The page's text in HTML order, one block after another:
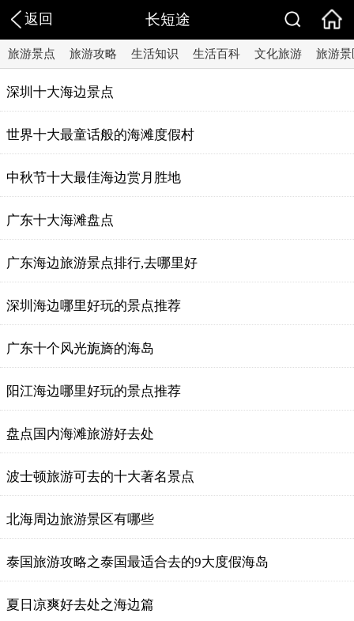
返回 长短途
旅游景点 旅游攻略 生活知识 生活百科 文化旅游 旅游景
深圳十大海边景点
世界十大最童话般的海滩度假村
中秋节十大最佳海边赏月胜地
广东十大海滩盘点
广东海边旅游景点排行,去哪里好
深圳海边哪里好玩的景点推荐
广东十个风光旎旖的海岛
阳江海边哪里好玩的景点推荐
盘点国内海滩旅游好去处
波士顿旅游可去的十大著名景点
北海周边旅游景区有哪些
泰国旅游攻略之泰国最适合去的9大度假海岛
夏日凉爽好去处之海边篇